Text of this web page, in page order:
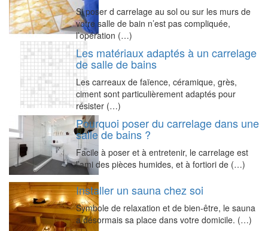
Si poser d carrelage au sol ou sur les murs de
votre salle de bain n’est pas compliquée,
l’opération (…)
Les matériaux adaptés à un carrelage
de salle de bains
Les carreaux de faïence, céramique, grès,
ciment sont particulièrement adaptés pour
résister (…)
Pourquoi poser du carrelage dans une
salle de bains ?
Facile à poser et à entretenir, le carrelage est
l’ami des pièces humides, et à fortiori de (…)
Installer un sauna chez soi
Symbole de relaxation et de bien-être, le sauna
a désormais sa place dans votre domicile. (…)